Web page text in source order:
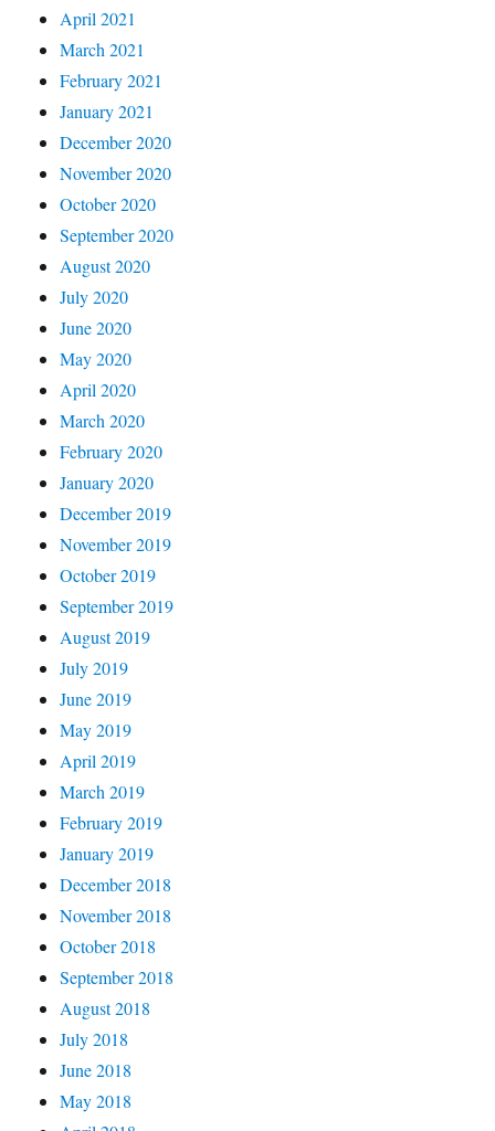
April 2021
March 2021
February 2021
January 2021
December 2020
November 2020
October 2020
September 2020
August 2020
July 2020
June 2020
May 2020
April 2020
March 2020
February 2020
January 2020
December 2019
November 2019
October 2019
September 2019
August 2019
July 2019
June 2019
May 2019
April 2019
March 2019
February 2019
January 2019
December 2018
November 2018
October 2018
September 2018
August 2018
July 2018
June 2018
May 2018